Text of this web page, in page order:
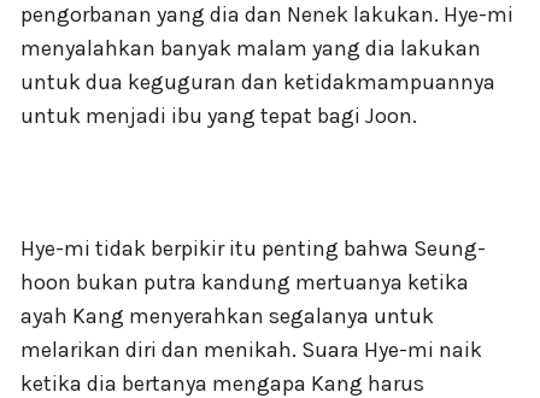
pengorbanan yang dia dan Nenek lakukan. Hye-mi
menyalahkan banyak malam yang dia lakukan
untuk dua keguguran dan ketidakmampuannya
untuk menjadi ibu yang tepat bagi Joon.
Hye-mi tidak berpikir itu penting bahwa Seung-
hoon bukan putra kandung mertuanya ketika
ayah Kang menyerahkan segalanya untuk
melarikan diri dan menikah. Suara Hye-mi naik
ketika dia bertanya mengapa Kang harus